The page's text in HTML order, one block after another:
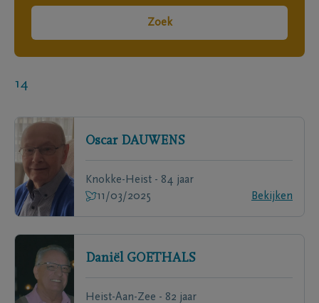
Zoek
14
Oscar DAUWENS
Knokke-Heist - 84 jaar
11/03/2025
Bekijken
Daniël GOETHALS
Heist-Aan-Zee - 82 jaar